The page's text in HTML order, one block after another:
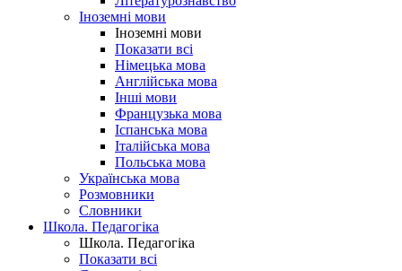
Іноземні мови
Іноземні мови
Показати всі
Німецька мова
Англійська мова
Інші мови
Французька мова
Іспанська мова
Італійська мова
Польська мова
Українська мова
Розмовники
Словники
Школа. Педагогіка
Школа. Педагогіка
Показати всі